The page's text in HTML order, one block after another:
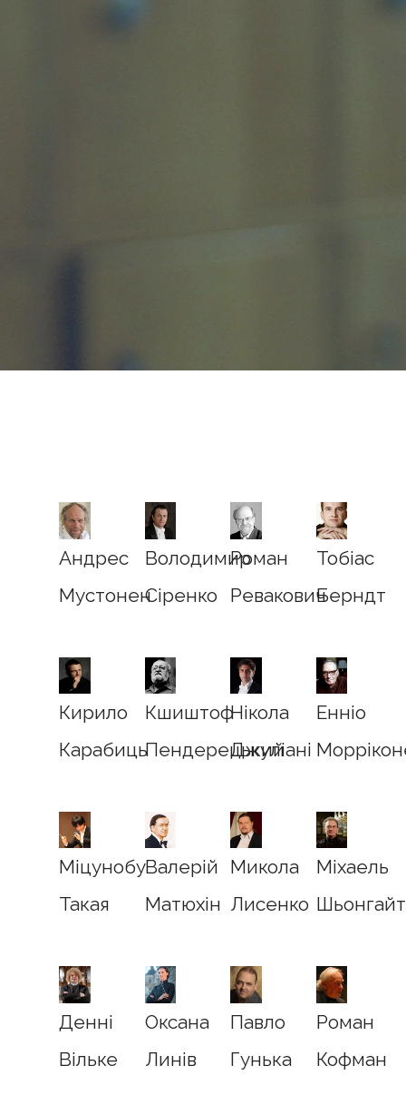
Андрес
Мустонен
Володимир
Сіренко
Роман
Ревакович
Тобіас
Берндт
Кирило
Карабиць
Кшиштоф
Пендерецький
Нікола
Джуліані
Енніо
Міцунобу
Такая
Валерій
Матюхін
Микола
Лисенко
Міхаель
Шьонгайт
Денні
Вільке
Оксана
Линів
Павло
Гунька
Роман
Кофман